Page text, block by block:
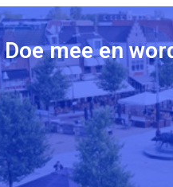
Doe mee en